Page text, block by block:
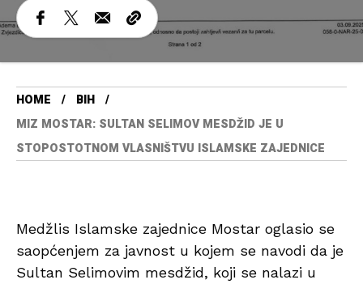
HOME
BIH
MIZ MOSTAR: SULTAN SELIMOV MESDŽID JE U
STOPOSTOTNOM VLASNIŠTVU ISLAMSKE ZAJEDNICE
Medžlis Islamske zajednice Mostar oglasio se
saopćenjem za javnost u kojem se navodi da je
Sultan Selimovim mesdžid, koji se nalazi u